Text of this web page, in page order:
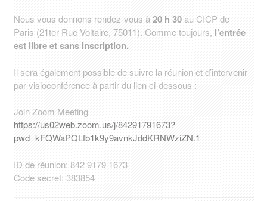
Nous vous donnons rendez-vous à 20 h 30au CICP de
Paris (21ter Rue Voltaire, 75011). Comme toujours, l’entrée
est libre et sans inscription.
Il sera également possible de suivre la réunion et d’intervenir
par visioconférence à partir du lien ci-dessous :
Join Zoom Meeting
https://us02web.zoom.us/j/84291791673?
pwd=kFQWaPQLfb1k9y9avnkJddKRNWziZN.1
ID de réunion: 842 9179 1673
Code secret: 383854